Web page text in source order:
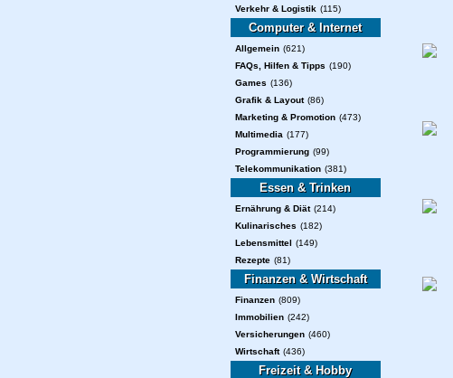
Verkehr & Logistik (115)
Computer & Internet
Allgemein (621)
FAQs, Hilfen & Tipps (190)
Games (136)
Grafik & Layout (86)
Marketing & Promotion (473)
Multimedia (177)
Programmierung (99)
Telekommunikation (381)
Essen & Trinken
Ernährung & Diät (214)
Kulinarisches (182)
Lebensmittel (149)
Rezepte (81)
Finanzen & Wirtschaft
Finanzen (809)
Immobilien (242)
Versicherungen (460)
Wirtschaft (436)
Freizeit & Hobby